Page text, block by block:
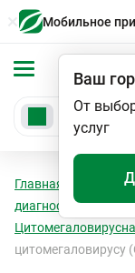
Мобильное
Ваш
От
услуг
Главная
диагностика
цитомегаловирусу